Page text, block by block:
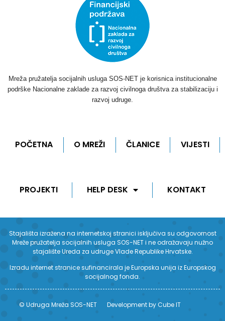
Mreža pružatelja socijalnih usluga SOS-NET je korisnica institucionalne
podrške Nacionalne zaklade za razvoj civilnoga društva za stabilizaciju i
razvoj udruge.
POČETNA O MREŽI ČLANICE VIJESTI
PROJEKTI HELP DESK KONTAKT
Stajališta izražena na internetskoj stranici isključiva su odgovornost
Mreže pružatelja socijalnih usluga SOS-NET i ne odražavaju nužno
stajalište Ureda za udruge Vlade Republike Hrvatske.
Izradu internet stranice sufinancirala je Europska unija iz Europskog
socijalnog fonda.
© Udruga Mreža SOS-NET Development by Cube IT